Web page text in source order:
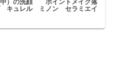
中）の洗顔 ポイントメイク落
ュレル ミノン セラミエイ